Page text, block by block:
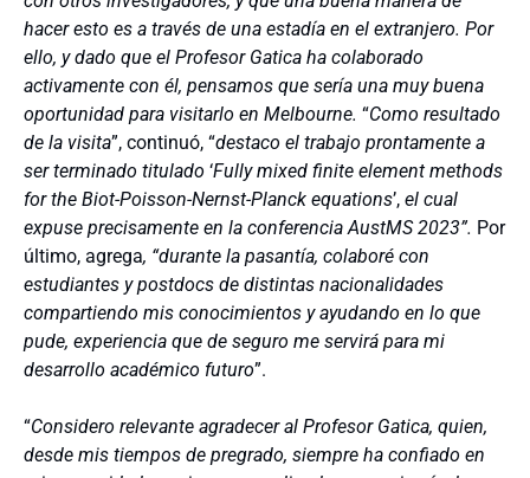
hacer esto es a través de una estadía en el extranjero. Por
ello, y dado que el Profesor Gatica ha colaborado
activamente con él, pensamos que sería una muy buena
oportunidad para visitarlo en Melbourne. “Como resultado
de la visita”, continuó, “destaco el trabajo prontamente a
ser terminado titulado ‘Fully mixed finite element methods
for the Biot-Poisson-Nernst-Planck equations’, el cual
expuse precisamente en la conferencia AustMS 2023”. Por
último, agrega, “durante la pasantía, colaboré con
estudiantes y postdocs de distintas nacionalidades
compartiendo mis conocimientos y ayudando en lo que
pude, experiencia que de seguro me servirá para mi
desarrollo académico futuro”.
“Considero relevante agradecer al Profesor Gatica, quien,
desde mis tiempos de pregrado, siempre ha confiado en